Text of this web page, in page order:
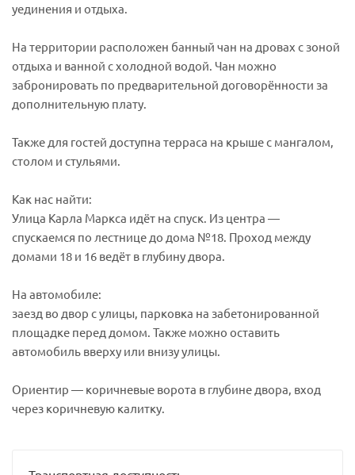
уединения и отдыха.
На территории расположен банный чан на дровах с зоной
отдыха и ванной с холодной водой. Чан можно
забронировать по предварительной договорённости за
дополнительную плату.
Также для гостей доступна терраса на крыше с мангалом,
столом и стульями.
Как нас найти:
Улица Карла Маркса идёт на спуск. Из центра —
спускаемся по лестнице до дома №18. Проход между
домами 18 и 16 ведёт в глубину двора.
На автомобиле:
заезд во двор с улицы, парковка на забетонированной
площадке перед домом. Также можно оставить
автомобиль вверху или внизу улицы.
Ориентир — коричневые ворота в глубине двора, вход
через коричневую калитку.